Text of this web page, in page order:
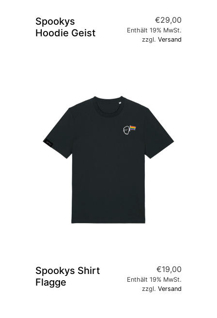
Spookys
Hoodie Geist
€29,00
Enthält 19% MwSt.
zzgl.Versand
Spookys Shirt
Flagge
€19,00
Enthält 19% MwSt.
zzgl.Versand